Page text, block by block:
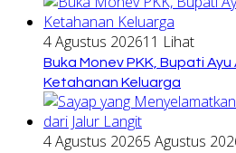
4 Agustus 202611 Lihat
Buka Monev PKK, Bupati
Ketahanan Keluarga
4 Agustus 20265 Agustus